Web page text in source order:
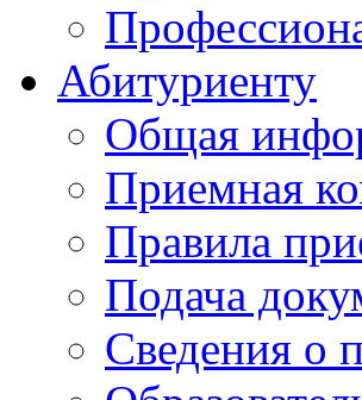
Абитуриенту
Общая
Приемная
Правила
Подача
Сведения о